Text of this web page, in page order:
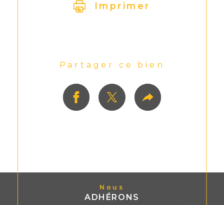
Imprimer
Partager ce bien
Nous
ADHÉRONS